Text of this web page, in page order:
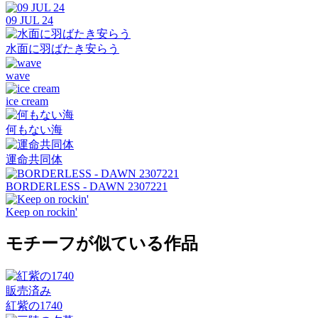
09 JUL 24
水面に羽ばたき安らう
wave
ice cream
何もない海
運命共同体
BORDERLESS - DAWN 2307221
Keep on rockin'
モチーフが似ている作品
販売済み
紅紫の1740